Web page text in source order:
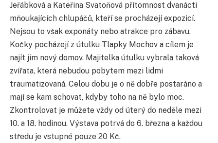
Jeřábková a Kateřina Svatoňová přítomnost dvanácti
mňoukajících chlupáčů, kteří se procházejí expozicí.
Nejsou to však exponáty nebo atrakce pro zábavu.
Kočky pocházejí z útulku Tlapky Mochov a cílem je
najít jim nový domov. Majitelka útulku vybrala taková
zvířata, která nebudou pobytem mezi lidmi
traumatizovaná. Celou dobu je o ně dobře postaráno a
mají se kam schovat, kdyby toho na ně bylo moc.
Zkontrolovat je můžete vždy od úterý do neděle mezi
10. a 18. hodinou. Výstava potrvá do 6. března a každou
středu je vstupné pouze 20 Kč.